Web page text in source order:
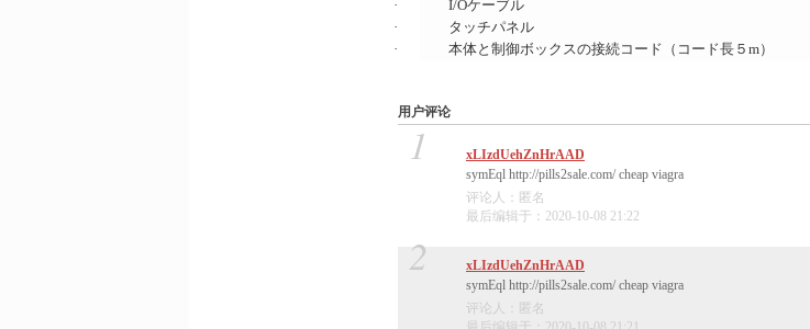
· I/Oケーブル
· タッチパネル
· 本体と制御ボックスの接続コード（コード長５ m）
用户评论
1
xLIzdUehZnHrAAD
symEql http://pills2sale.com/ cheap viagra
评论人：匿名
最后编辑于：2020-10-08 21:22
2
xLIzdUehZnHrAAD
symEql http://pills2sale.com/ cheap viagra
评论人：匿名